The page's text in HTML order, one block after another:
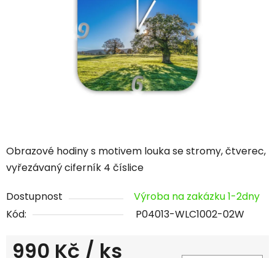
Obrazové hodiny s motivem louka se stromy, čtverec,
vyřezávaný ciferník 4 číslice
Dostupnost
Výroba na zakázku 1-2dny
Kód:
P04013-WLC1002-02W
990 Kč / ks